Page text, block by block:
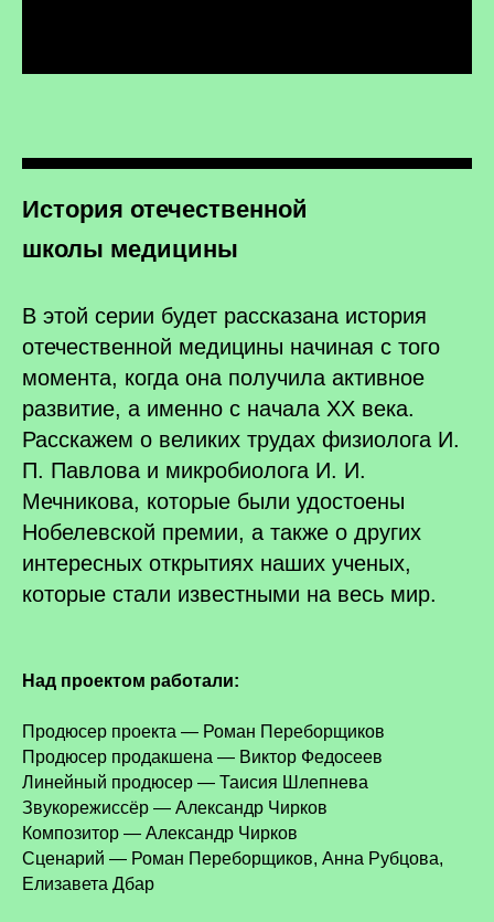
История отечественной
школы медицины
В этой серии будет рассказана история
отечественной медицины начиная с того
момента, когда она получила активное
развитие, а именно с начала ХХ века.
Расскажем о великих трудах физиолога И.
П. Павлова и микробиолога И. И.
Мечникова, которые были удостоены
Нобелевской премии, а также о других
интересных открытиях наших ученых,
которые стали известными на весь мир.
Над проектом работали:
Продюсер проекта — Роман Переборщиков
Продюсер продакшена — Виктор Федосеев
Линейный продюсер — Таисия Шлепнева
Звукорежиссёр — Александр Чирков
Композитор — Александр Чирков
Сценарий — Роман Переборщиков, Анна Рубцова,
Елизавета Дбар